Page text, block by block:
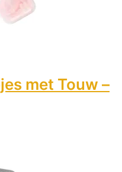
met Touw –